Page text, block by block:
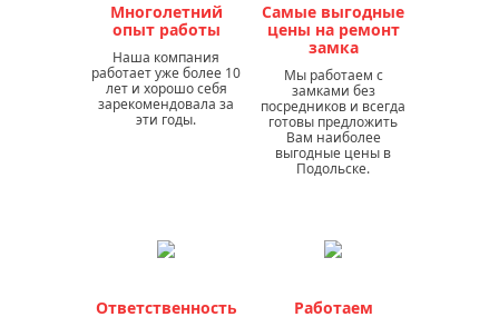
Многолетний
опыт работы
Наша компания
работает уже более 10
лет и хорошо себя
зарекомендовала за
эти годы.
Самые выгодные
цены на ремонт
замка
Мы работаем с
замками без
посредников и всегда
готовы предложить
Вам наиболее
выгодные цены в
Подольске.
Ответственность
Работаем